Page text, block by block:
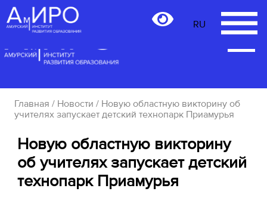
RU
Главная / Новости / Новую областную викторину об
учителях запускает детский технопарк Приамурья
Новую областную викторину
об учителях запускает детский
технопарк Приамурья